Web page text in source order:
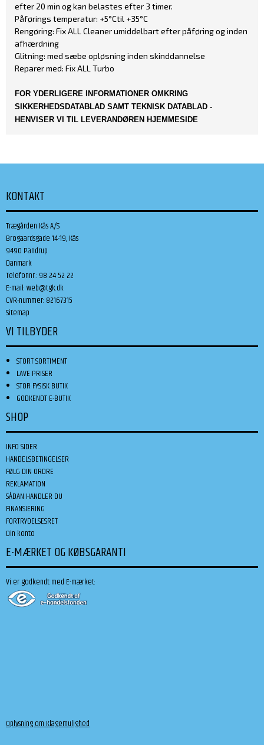
efter 20 min og kan belastes efter 3 timer.
Påførings temperatur: +5°Ctil +35°C
Rengøring: Fix ALL Cleaner umiddelbart efter påføring og inden
afhærdning
Glitning: med sæbe opløsning inden skinddannelse
Reparer med: Fix ALL Turbo
FOR YDERLIGERE INFORMATIONER OMKRING
SIKKERHEDSDATABLAD SAMT TEKNISK DATABLAD -
HENVISER VI TIL LEVERANDØREN HJEMMESIDE
KONTAKT
Trægården Kås A/S
Brogaardsgade 14-19, Kås
9490 Pandrup
Danmark
Telefonnr.: 98 24 52 22
E-mail:web@tgk.dk
CVR-nummer: 82167315
Sitemap
VI TILBYDER
STORT SORTIMENT
LAVE PRISER
STOR FYSISK BUTIK
GODKENDT E-BUTIK
SHOP
INFO SIDER
HANDELSBETINGELSER
FØLG DIN ORDRE
REKLAMATION
SÅDAN HANDLER DU
FINANSIERING
FORTRYDELSESRET
Din konto
E-MÆRKET OG KØBSGARANTI
Vi er godkendt med E-mærket:
Oplysning om Klagemulighed